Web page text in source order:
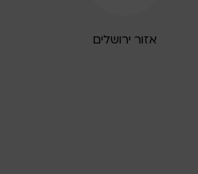
אזור ירושלים